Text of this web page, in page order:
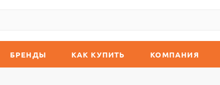
БРЕНДЫ КАК КУПИТЬ КОМПАНИЯ